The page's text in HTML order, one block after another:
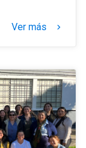
Ver más keyboard_arrow_right